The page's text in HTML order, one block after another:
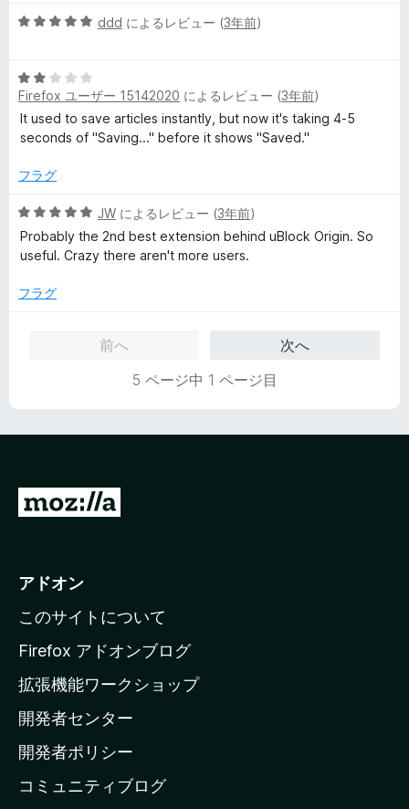
の
5
中
5
の
評
ddd によるレビュー (3年前)
5
段
階
中
の
価
Firefox ユーザー 15142020 によるレビュー (3年前)
It used to save articles instantly, but now it's taking 4-5
seconds of "Saving..." before it shows "Saved."
フラグ
5
段
階
5
JW によるレビュー (3年前)
Probably the 2nd best extension behind uBlock Origin. So
useful. Crazy there aren't more users.
フラグ
前へ
次へ
5 ページ中 1 ページ目
M
i
l
a
ホ
ー
ム
ー
アドオン
このサイトについて
Firefox アドオンブログ
拡張機能ワークショップ
開発者センター
開発者ポリシー
コミュニティブログ